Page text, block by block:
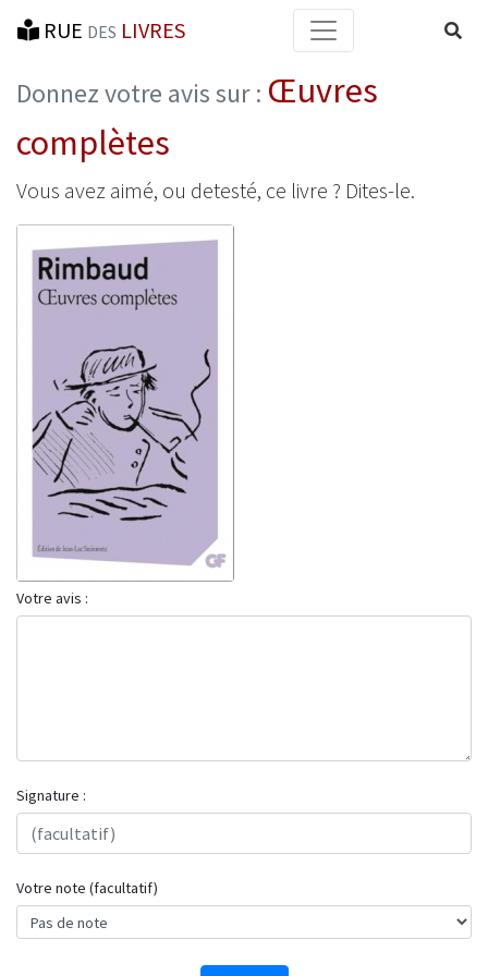
RUE DES LIVRES
Donnez votre avis sur : Œuvres
complètes
Vous avez aimé, ou detesté, ce livre ? Dites-le.
Votre avis :
Signature :
Votre note (facultatif)